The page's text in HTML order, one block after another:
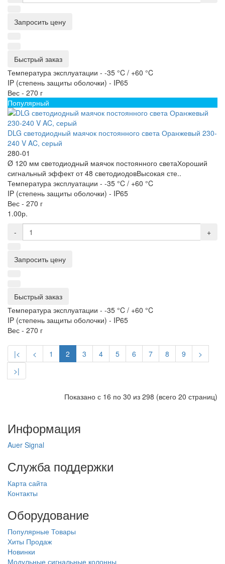
Запросить цену
Быстрый заказ
Температура эксплуатации - -35 °C / +60 °C
IP (степень защиты оболочки) - IP65
Вес - 270 г
Популярный
DLG светодиодный маячок постоянного света Оранжевый 230-
240 V AC, серый
280-01
Ø 120 мм светодиодный маячок постоянного светаХороший
сигнальный эффект от 48 светодиодовВысокая сте..
Температура эксплуатации - -35 °C / +60 °C
IP (степень защиты оболочки) - IP65
Вес - 270 г
1.00р.
-
+
Запросить цену
Быстрый заказ
Температура эксплуатации - -35 °C / +60 °C
IP (степень защиты оболочки) - IP65
Вес - 270 г
|< < 1 2 3 4 5 6 7 8 9
>
>|
Показано с 16 по 30 из 298 (всего 20 страниц)
Информация
Auer Signal
Служба поддержки
Карта сайта
Контакты
Оборудование
Популярные Товары
Хиты Продаж
Новинки
Модульные сигнальные колонны